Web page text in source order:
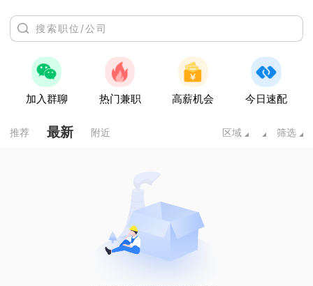
加入群聊 热门兼职 高薪机会 今日速配
推荐 最新 附近 区域 筛选